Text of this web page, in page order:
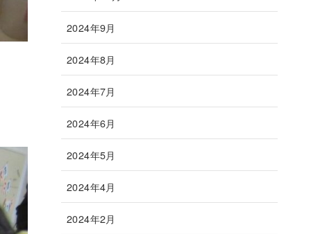
2024年9月
2024年8月
2024年7月
2024年6月
2024年5月
2024年4月
2024年2月